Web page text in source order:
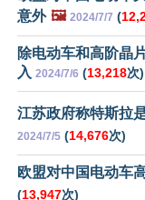
意外 🖼️ 2024/7/7 (
除电动车和高阶晶
入 2024/7/6 (13,218次)
江苏政府称特斯拉
2024/7/5 (14,676次)
欧盟对中国电动车
(13,947次)